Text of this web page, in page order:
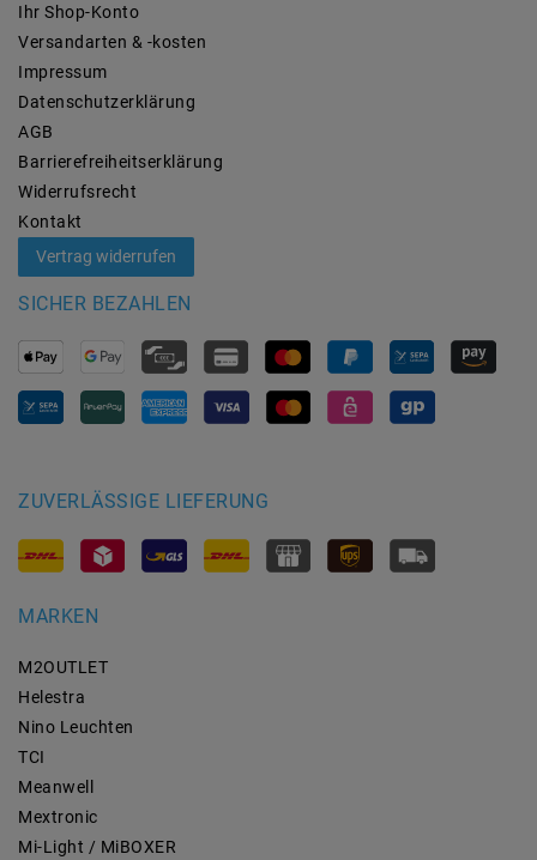
Ihr Shop-Konto
Versandarten & -kosten
Impressum
Daten­schutz­erklärung
AGB
Barrierefreiheitserklärung
Widerrufs­recht
Kontakt
Vertrag widerrufen
SICHER BEZAHLEN
ZUVERLÄSSIGE LIEFERUNG
MARKEN
M2OUTLET
Helestra
Nino Leuchten
TCI
Meanwell
Mextronic
Mi-Light / MiBOXER